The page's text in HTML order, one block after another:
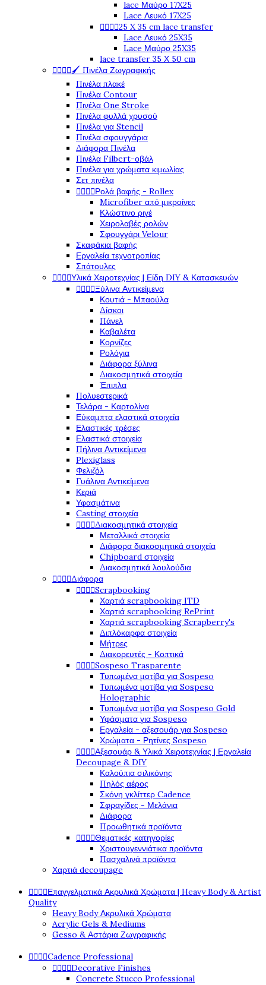
lace Μαύρο 17X25
Lace Λευκό 17X25
25 X 35 cm lace transfer
Lace Λευκό 25X35
Lace Μαύρο 25X35
lace transfer 35 Χ 50 cm
🖌️ Πινέλα Ζωγραφικής
Πινέλα πλακέ
Πινέλα Contour
Πινέλα One Stroke
Πινέλα φυλλά χρυσού
Πινέλα για Stencil
Πινέλα σφουγγάρια
Διάφορα Πινέλα
Πινέλα Filbert-οβάλ
Πινέλα για χρώματα κιμωλίας
Σετ πινέλα
Ρολά βαφής - Rollex
Microfiber από μικροίνες
Κλώστινο ριγέ
Χειρολαβές ρολών
Σφουγγάρι Velour
Σκαφάκια βαφής
Εργαλεία τεχνοτροπίας
Σπάτουλες
Υλικά Χειροτεχνίας | Είδη DIY & Κατασκευών
Ξύλινα Αντικείμενα
Κουτιά - Μπαούλα
Δίσκοι
Πάνελ
Καβαλέτα
Κορνίζες
Ρολόγια
Διάφορα ξύλινα
Διακοσμητικά στοιχεία
Έπιπλα
Πολυεστερικά
Τελάρα - Καρτολίνα
Εύκαμπτα ελαστικά στοιχεία
Ελαστικές τρέσες
Ελαστικά στοιχεία
Πήλινα Αντικείμενα
Plexiglass
Φελιζόλ
Γυάλινα Αντικείμενα
Κεριά
Υφασμάτινα
Casting στοιχεία
Διακοσμητικά στοιχεία
Μεταλλικά στοιχεία
Διάφορα διακοσμητικά στοιχεία
Chipboard στοιχεία
Διακοσμητικά λουλούδια
Διάφορα
Scrapbooking
Χαρτιά scrapbooking ITD
Χαρτιά scrapbooking RePrint
Χαρτιά scrapbooking Scrapberry's
Διπλόκαρφα στοιχεία
Μήτρες
Διακορευτές - Κοπτικά
Sospeso Trasparente
Τυπωμένα μοτίβα για Sospeso
Τυπωμένα μοτίβα για Sospeso
Holographic
Τυπωμένα μοτίβα για Sospeso Gold
Υφάσματα για Sospeso
Εργαλεία - αξεσουάρ για Sospeso
Χρώματα - Ρητίνες Sospeso
Αξεσουάρ & Υλικά Χειροτεχνίας | Εργαλεία
Decoupage & DIY
Καλούπια σιλικόνης
Πηλός αέρος
Σκόνη γκλίττερ Cadence
Σφραγίδες - Μελάνια
Διάφορα
Προωθητικά προϊόντα
Θεματικές κατηγορίες
Χριστουγεννιάτικα προϊόντα
Πασχαλινά προϊόντα
Χαρτιά decoupage
Επαγγελματικά Ακρυλικά Χρώματα | Heavy Body & Artist
Quality
Heavy Body Ακρυλικά Χρώματα
Acrylic Gels & Mediums
Gesso & Αστάρια Ζωγραφικής
Cadence Professional
Decorative Finishes
Concrete Stucco Professional